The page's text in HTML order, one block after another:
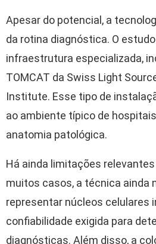
Apesar do potencial, a
da rotina diagnóstica. O
infraestrutura especializada,
TOMCAT da Swiss Light
Institute. Esse tipo de
ao ambiente típico de
anatomia patológica.
Há ainda limitações
muitos casos, a técnica ainda
representar núcleos celulares
confiabilidade exigida para
diagnósticas. Além disso, a